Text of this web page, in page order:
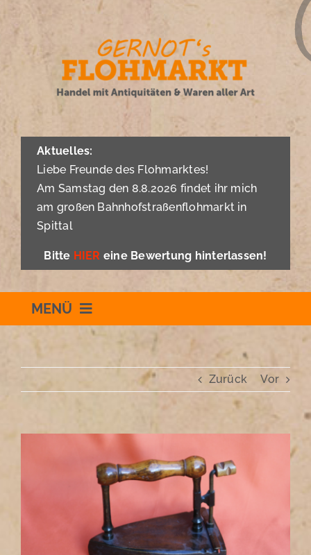
Inhalt
springen
Aktuelles:
Liebe Freunde des Flohmarktes!
Am Samstag den 8.8.2026 findet ihr mich
am großen Bahnhofstraßenflohmarkt in
Spittal
Bitte HIER eine Bewertung hinterlassen!
MENÜ
Willkommen
Schauraum
Impressum
Datenschutzerklärung
+436504036869
Zurück Vor